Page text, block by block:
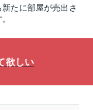
たに部屋が売出さ
欲しい